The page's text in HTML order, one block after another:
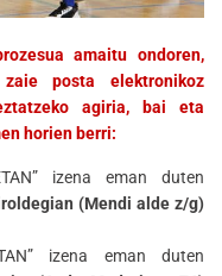
amaitu ondoren,
posta elektronikoz
agiria, bai eta
horien berri:
izena eman duten
(Mendi alde z/g)
izena eman duten